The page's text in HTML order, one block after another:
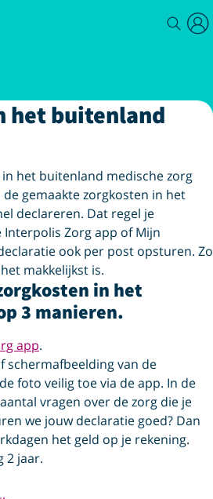
het buitenland
het buitenland medische zorg
de gemaakte zorgkosten in het
declareren. Dat regel je
Zorg app of Mijn
ook per post opsturen. Zo
makkelijkst is.
in het
3 manieren.
app.
schermafbeelding van de
foto veilig toe via de app. In de
vragen over de zorg die je
we jouw declaratie goed? Dan
het geld op je rekening.
2 jaar.